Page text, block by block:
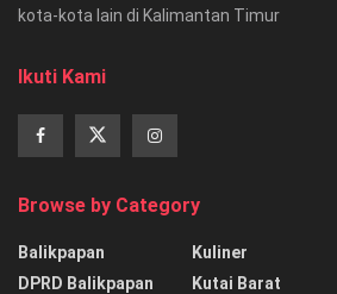
kota-kota lain di Kalimantan Timur
Ikuti Kami
Browse by Category
Balikpapan
DPRD Balikpapan
Kuliner
Kutai Barat